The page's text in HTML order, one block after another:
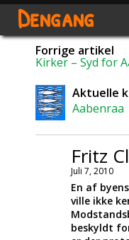
Dengang
Forrige artikel
Kirker – Syd for
Aktuelle
Aabenraa
Fritz
Juli 7, 2010
En af
ville ikke
beskyldt